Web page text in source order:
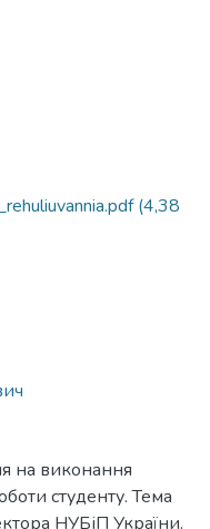
(4,38
на виконання
студенту. Тема
НУБіП України.